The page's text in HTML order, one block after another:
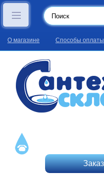
О магазине Способы оплаты